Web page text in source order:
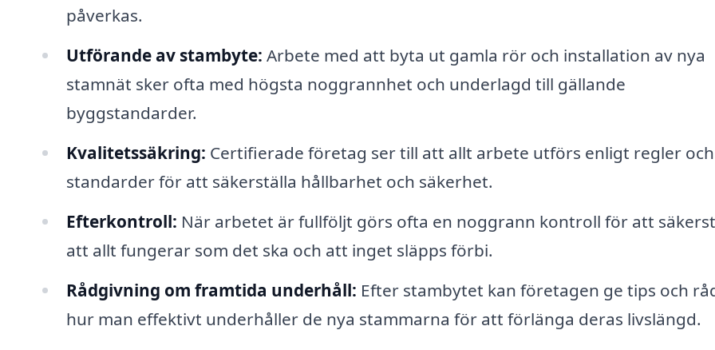
påverkas.
Utförande av stambyte: Arbete med att byta ut gamla rör och installation av nya
stamnät sker ofta med högsta noggrannhet och underlagd till gällande
byggstandarder.
Kvalitetssäkring: Certifierade företag ser till att allt arbete utförs enligt regler och
standarder för att säkerställa hållbarhet och säkerhet.
Efterkontroll: När arbetet är fullföljt görs ofta en noggrann kontroll för att
att allt fungerar som det ska och att inget släpps förbi.
Rådgivning om framtida underhåll: Efter stambytet kan företagen ge tips och
hur man effektivt underhåller de nya stammarna för att förlänga deras livslängd.